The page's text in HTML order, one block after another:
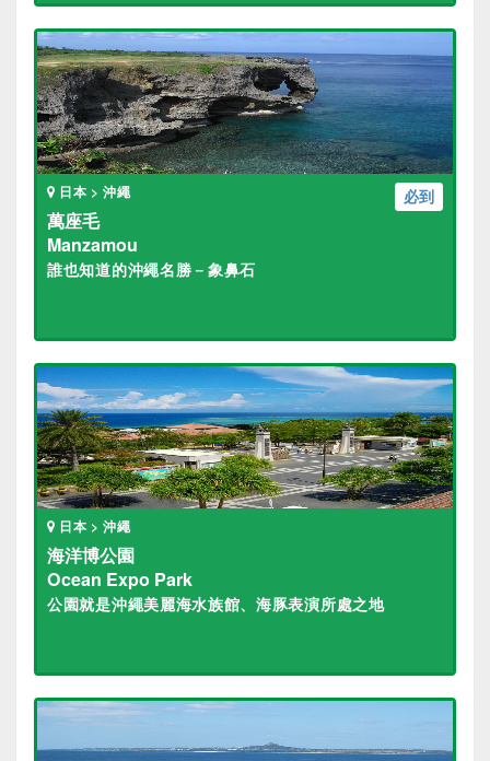
必到
日本 > 沖繩
萬座毛
Manzamou
誰也知道的沖繩名勝－象鼻石
日本 > 沖繩
海洋博公園
Ocean Expo Park
公園就是沖繩美麗海水族館、海豚表演所處之地